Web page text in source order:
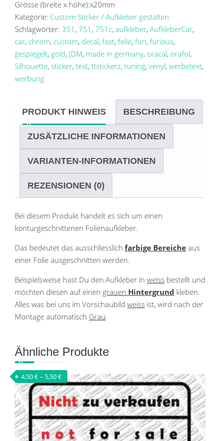
Grösse (breite x höhe):x20mm
Kategorie: Custom Sticker / Aufkleber gestalten
Schlagwörter: 351 , 751 , 751c, aufkleber, AufkleberCar,
car, chrom, custom, decal, fast, folie, fun, furious,
gespiegelt, gold, JDM, made in germany, oracal, orafol,
Silhouette, sticker, text, ttstickerz, tuning, venyl, werbetext,
werbung
PRODUKT HINWEIS BESCHREIBUNG
ZUSÄTZLICHE INFORMATIONEN
VARIANTEN-INFORMATIONEN
REZENSIONEN (0)
Bei diesem Produkt handelt es sich um einen
konturgeschnittenen Folienaufkleber.
Das bedeutet das ausschliesslich farbige Bereiche aus
einer Folie ausgeschnitten werden.
Beispielsweise hast Du den Aufkleber in weiss bestellt und
möchten diesen auf einen grauen Hintergrund kleben.
Alles was bei uns im Vorschaubild weiss ist, wird nach der
Montage automatisch Grau.
Ähnliche Produkte
4,50€– 5,50€